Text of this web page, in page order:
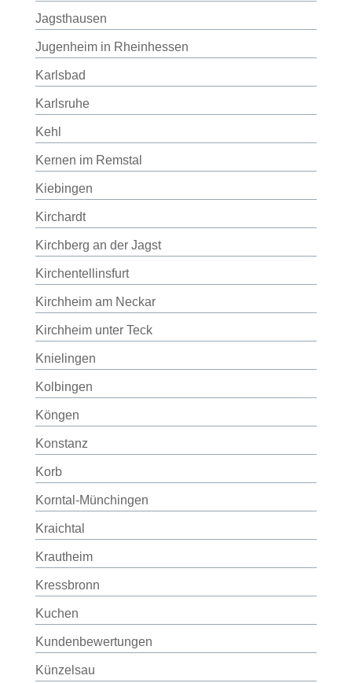
Jagsthausen
Jugenheim in Rheinhessen
Karlsbad
Karlsruhe
Kehl
Kernen im Remstal
Kiebingen
Kirchardt
Kirchberg an der Jagst
Kirchentellinsfurt
Kirchheim am Neckar
Kirchheim unter Teck
Knielingen
Kolbingen
Köngen
Konstanz
Korb
Korntal-Münchingen
Kraichtal
Krautheim
Kressbronn
Kuchen
Kundenbewertungen
Künzelsau